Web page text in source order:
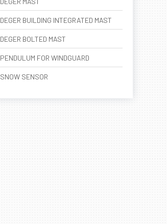
DEGER BUILDING INTEGRATED MAST
DEGER BOLTED MAST
PENDULUM FOR WINDGUARD
SNOW SENSOR